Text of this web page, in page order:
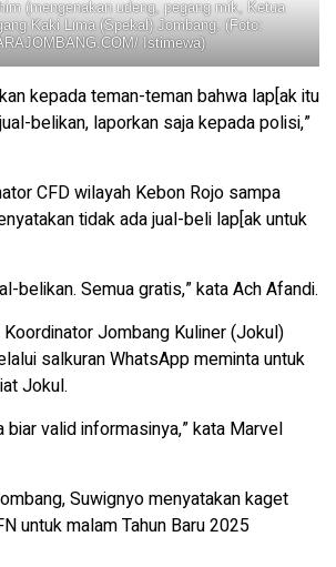
(mengenakan udeng, pegang mik, Ketua
Kaki Lima (Spekal) Jombang. (Foto:
Istimewa)
kepada teman-teman bahwa lap[ak itu
belikan, laporkan saja kepada polisi,”
CFD wilayah Kebon Rojo sampa
tidak ada jual-beli lap[ak untuk
belikan. Semua gratis,” kata Ach Afandi.
Jombang Kuliner (Jokul)
salkuran WhatsApp meminta untuk
Jokul.
biar valid informasinya,” kata Marvel
Suwignyo menyatakan kaget
untuk malam Tahun Baru 2025